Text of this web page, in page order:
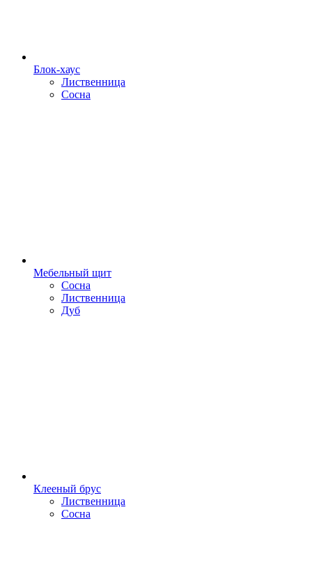
Блок-хаус
Лиственница
Сосна
Мебельный щит
Сосна
Лиственница
Дуб
Клееный брус
Лиственница
Сосна